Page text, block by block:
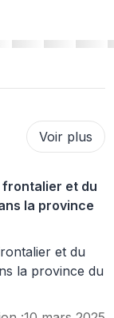
Voir plus
et du
la province
et du
la province du